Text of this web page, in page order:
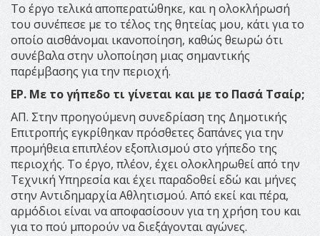
Το έργο τελικά αποπερατώθηκε, και η ολοκλήρωσή
του συνέπεσε με το τέλος της θητείας μου, κάτι για το
οποίο αισθάνομαι ικανοποίηση, καθώς θεωρώ ότι
συνέβαλα στην υλοποίηση μιας σημαντικής
παρέμβασης για την περιοχή.
ΕΡ. Με το γήπεδο τι γίνεται και με το Πασά Τσαίρ;
ΑΠ. Στην προηγούμενη συνεδρίαση της Δημοτικής
Επιτροπής εγκρίθηκαν πρόσθετες δαπάνες για την
προμήθεια επιπλέον εξοπλισμού στο γήπεδο της
περιοχής. Το έργο, πλέον, έχει ολοκληρωθεί από την
Τεχνική Υπηρεσία και έχει παραδοθεί εδώ και μήνες
στην Αντιδημαρχία Αθλητισμού. Από εκεί και πέρα,
αρμόδιοι είναι να αποφασίσουν για τη χρήση του και
για το πού μπορούν να διεξάγονται αγώνες.